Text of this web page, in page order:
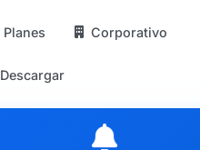
Planes Corporativo
Descargar